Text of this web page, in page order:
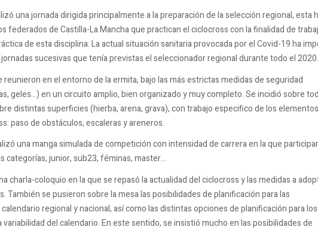
una jornada dirigida principalmente a la preparación de la selección regional, esta
federados de Castilla-La Mancha que practican el ciclocross con la finalidad de
de esta disciplina. La actual situación sanitaria provocada por el Covid-19 ha
sucesivas que tenía previstas el seleccionador regional durante todo el 2020.
reunieron en el entorno de la ermita, bajo las más estrictas medidas de seguridad
geles…) en un circuito amplio, bien organizado y muy completo. Se incidió sobre
distintas superficies (hierba, arena, grava), con trabajo especifico de los
paso de obstáculos, escaleras y areneros.
una manga simulada de competición con intensidad de carrera en la que
categorías, junior, sub23, féminas, master…
charla-coloquio en la que se repasó la actualidad del ciclocross y las medidas a
También se pusieron sobre la mesa las posibilidades de planificación para las
regional y nacional, así como las distintas opciones de planificación para los
del calendario. En este sentido, se insistió mucho en las posibilidades de